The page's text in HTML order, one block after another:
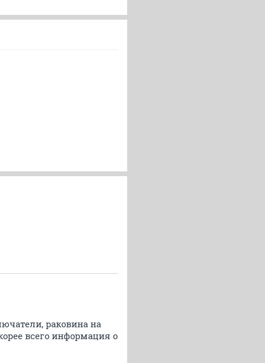
раковина на
всего информация о